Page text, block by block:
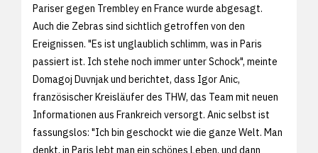
Pariser gegen Trembley en France wurde abgesagt.
Auch die Zebras sind sichtlich getroffen von den
Ereignissen. "Es ist unglaublich schlimm, was in Paris
passiert ist. Ich stehe noch immer unter Schock", meinte
Domagoj Duvnjak und berichtet, dass Igor Anic,
französischer Kreisläufer des THW, das Team mit neuen
Informationen aus Frankreich versorgt. Anic selbst ist
fassungslos: "Ich bin geschockt wie die ganze Welt. Man
denkt, in Paris lebt man ein schönes Leben, und dann